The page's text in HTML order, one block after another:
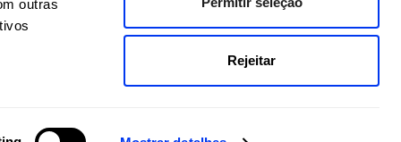
outras
Rejeitar